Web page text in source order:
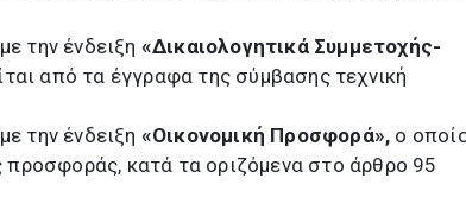
την ένδειξη «Δικαιολογητικά Συμμετοχής-
από τα έγγραφα της σύμβασης τεχνική
την ένδειξη «Οικονομική Προσφορά», ο
προσφοράς, κατά τα οριζόμενα στο άρθρο 95